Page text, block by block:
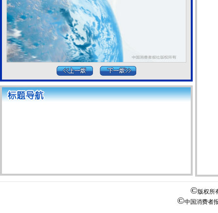
©版权所
©中国消费者